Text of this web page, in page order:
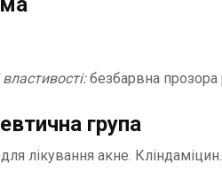
властивості:безбарвна прозора
група
лікування акне. Кліндаміцин.